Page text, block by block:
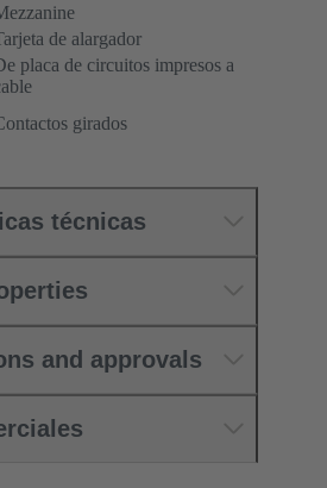
de alargador
placa de circuitos impresos a
girados
técnicas
and approvals